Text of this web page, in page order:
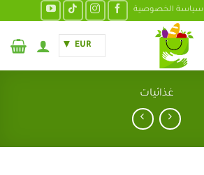
سياسة الخصوصية
EUR
غذائيات